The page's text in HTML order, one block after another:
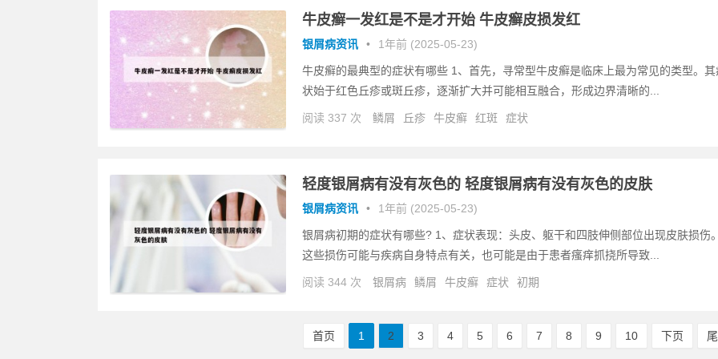
牛皮癣一发红是不是才开始 牛皮癣皮损发红
银屑病资讯 • 1年前 (2025-05-23)
牛皮癣的最典型的症状有哪些 1、首先，寻常型牛皮癣是临床上最为常见的类型。其
状始于红色丘疹或斑丘疹，逐渐扩大并可能相互融合，形成边界清晰的...
阅读 337 次 鳞屑 丘疹 牛皮癣 红斑 症状
轻度银屑病有没有灰色的 轻度银屑病有没有灰色的皮肤
银屑病资讯 • 1年前 (2025-05-23)
银屑病初期的症状有哪些? 1、症状表现：头皮、躯干和四肢伸侧部位出现皮肤损伤。
这些损伤可能与疾病自身特点有关，也可能是由于患者瘙痒抓挠所导致...
阅读 344 次 银屑病 鳞屑 牛皮癣 症状 初期
首页 1 2 3 4 5 6 7 8 9 10 下页